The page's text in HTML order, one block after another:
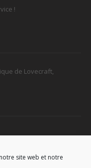
site web et notre
!
de Lovecraft,